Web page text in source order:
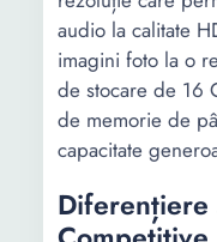
audio la calitate
imagini foto la o
de stocare de 16
de memorie de
capacitate
Diferențiere